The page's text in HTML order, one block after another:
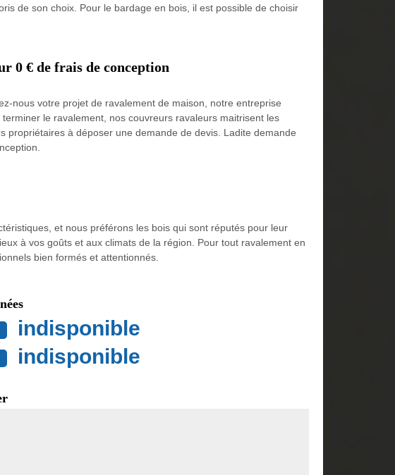
de son choix. Pour le bardage en bois, il est possible de choisir
0 € de frais de conception
nous votre projet de ravalement de maison, notre entreprise
le ravalement, nos couvreurs ravaleurs maitrisent les
à déposer une demande de devis. Ladite demande
et nous préférons les bois qui sont réputés pour leur
à vos goûts et aux climats de la région. Pour tout ravalement en
bien formés et attentionnés.
indisponible
indisponible